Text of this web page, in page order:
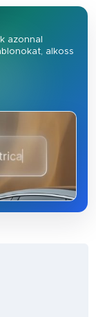
azonnal
alkoss